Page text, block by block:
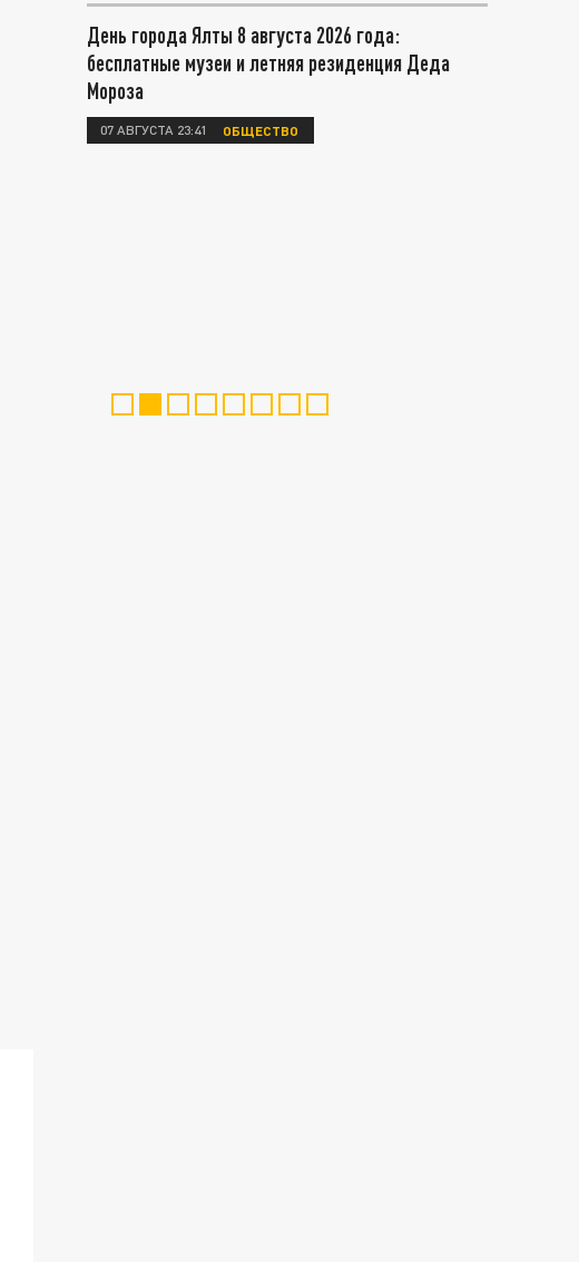
День города Ялты 8 августа 2026 года:
бесплатные музеи и летняя резиденция Деда
Мороза
07 АВГУСТА 23:41 ОБЩЕСТВО